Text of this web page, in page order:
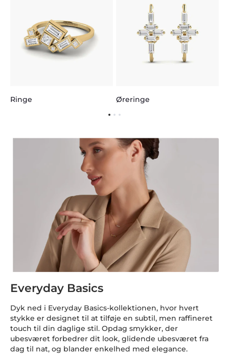
Ringe Øreringe
Everyday Basics
Dyk ned i Everyday Basics-kollektionen, hvor hvert
stykke er designet til at tilføje en subtil, men raffineret
touch til din daglige stil. Opdag smykker, der
ubesværet forbedrer dit look, glidende ubesværet fra
dag til nat, og blander enkelhed med elegance.